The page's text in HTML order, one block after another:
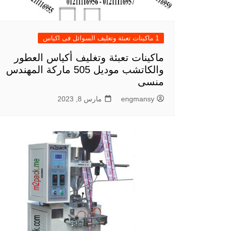
1 ماكينات تعبئة وتغليف السوائل فى اكياس
ماكينات تعبئة وتغليف أكياس العطور
والكاتشب موديل 505 ماركة المهندس
منسى
engmansy مارس 8, 2023